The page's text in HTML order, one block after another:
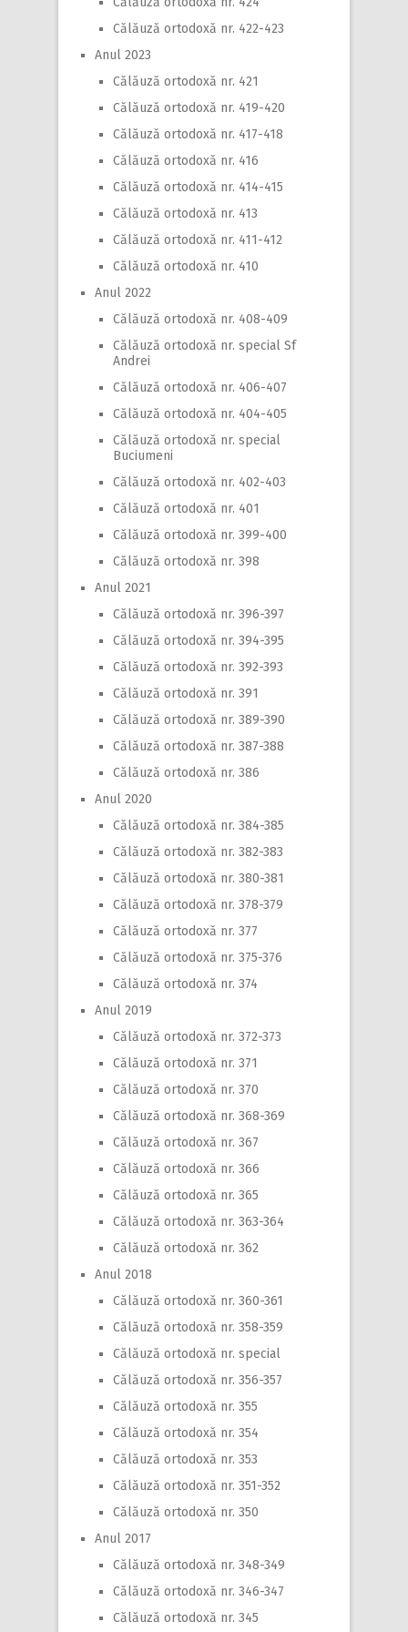
Călăuză ortodoxă nr. 422-423
Anul 2023
Călăuză ortodoxă nr. 421
Călăuză ortodoxă nr. 419-420
Călăuză ortodoxă nr. 417-418
Călăuză ortodoxă nr. 416
Călăuză ortodoxă nr. 414-415
Călăuză ortodoxă nr. 413
Călăuză ortodoxă nr. 411-412
Călăuză ortodoxă nr. 410
Anul 2022
Călăuză ortodoxă nr. 408-409
Călăuză ortodoxă nr. special Sf
Andrei
Călăuză ortodoxă nr. 406-407
Călăuză ortodoxă nr. 404-405
Călăuză ortodoxă nr. special
Buciumeni
Călăuză ortodoxă nr. 402-403
Călăuză ortodoxă nr. 401
Călăuză ortodoxă nr. 399-400
Călăuză ortodoxă nr. 398
Anul 2021
Călăuză ortodoxă nr. 396-397
Călăuză ortodoxă nr. 394-395
Călăuză ortodoxă nr. 392-393
Călăuză ortodoxă nr. 391
Călăuză ortodoxă nr. 389-390
Călăuză ortodoxă nr. 387-388
Călăuză ortodoxă nr. 386
Anul 2020
Călăuză ortodoxă nr. 384-385
Călăuză ortodoxă nr. 382-383
Călăuză ortodoxă nr. 380-381
Călăuză ortodoxă nr. 378-379
Călăuză ortodoxă nr. 377
Călăuză ortodoxă nr. 375-376
Călăuză ortodoxă nr. 374
Anul 2019
Călăuză ortodoxă nr. 372-373
Călăuză ortodoxă nr. 371
Călăuză ortodoxă nr. 370
Călăuză ortodoxă nr. 368-369
Călăuză ortodoxă nr. 367
Călăuză ortodoxă nr. 366
Călăuză ortodoxă nr. 365
Călăuză ortodoxă nr. 363-364
Călăuză ortodoxă nr. 362
Anul 2018
Călăuză ortodoxă nr. 360-361
Călăuză ortodoxă nr. 358-359
Călăuză ortodoxă nr. special
Călăuză ortodoxă nr. 356-357
Călăuză ortodoxă nr. 355
Călăuză ortodoxă nr. 354
Călăuză ortodoxă nr. 353
Călăuză ortodoxă nr. 351-352
Călăuză ortodoxă nr. 350
Anul 2017
Călăuză ortodoxă nr. 348-349
Călăuză ortodoxă nr. 346-347
Călăuză ortodoxă nr. 345